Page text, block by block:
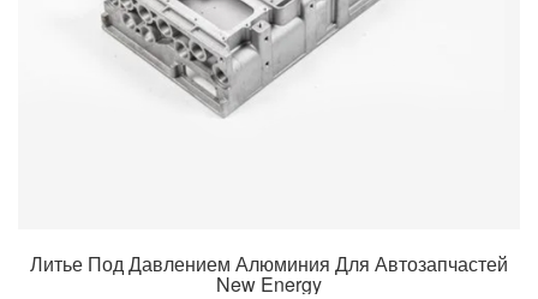
Литье Под Давлением Алюминия Для Автозапчастей
New Energy